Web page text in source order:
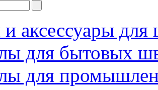
аксессуары
для бытовых
для